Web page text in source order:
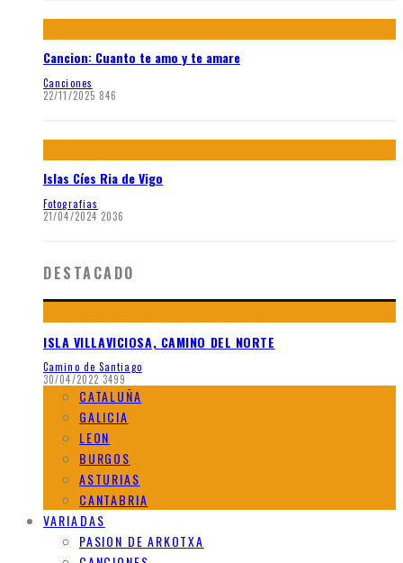
Cancion: Cuanto te amo y te amare
Canciones
22/11/2025 846
Islas Cíes Ria de Vigo
Fotografias
21/04/2024 2036
DESTACADO
ISLA VILLAVICIOSA, CAMINO DEL NORTE
Camino de Santiago
30/04/2022 3499
CATALUÑA
GALICIA
LEON
BURGOS
ASTURIAS
CANTABRIA
VARIADAS
PASION DE ARKOTXA